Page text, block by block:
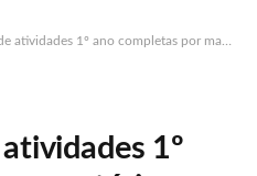
ano completas por matérias com GABARITO para baixar em PDF gratuito
1º